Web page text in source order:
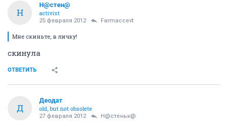
Н
Н@стен@
activist
25 февраля 2012 Farmaccevt
Мне скиньте, в личку!
скинула
ОТВЕТИТЬ
Д
Деодат
old, but not obsolete
27 февраля 2012 Н@стеньк@